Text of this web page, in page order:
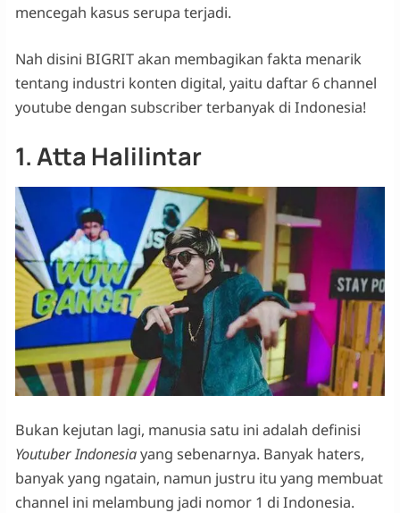
mencegah kasus serupa terjadi.
Nah disini BIGRIT akan membagikan fakta menarik
tentang industri konten digital, yaitu daftar 6 channel
youtube dengan subscriber terbanyak di Indonesia!
1. Atta Halilintar
Bukan kejutan lagi, manusia satu ini adalah definisi
Youtuber Indonesiayang sebenarnya. Banyak haters,
banyak yang ngatain, namun justru itu yang membuat
channel ini melambung jadi nomor 1 di Indonesia.